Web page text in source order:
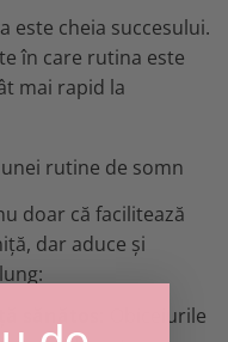
este cheia succesului.
în care rutina este
mai rapid la
rutine de somn
doar că facilitează
dar aduce și
sănătos:
Obiceiurile